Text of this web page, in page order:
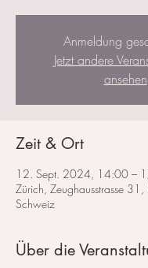
Anmeldung
Jetzt andere
ansehen
Zeit & Ort
12. Sept. 2024, 14:00 –
Zürich, Zeughausstrasse
Schweiz
Über die